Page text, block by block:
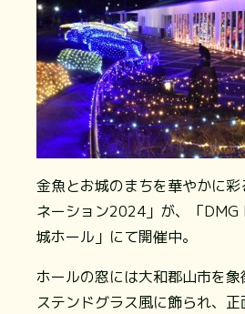
金魚とお城のまちを華やかに
ネーション2024」が、「DMG
城ホール」にて開催中。
ホールの窓には大和郡山市を
ステンドグラス風に飾られ、